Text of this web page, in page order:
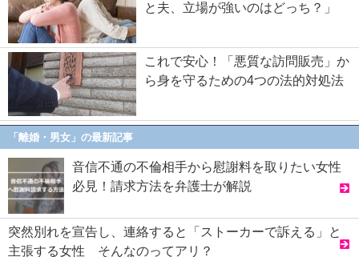
と夫、立場が強いのはどっち？」
これで安心！「悪質な訪問販売」か
ら身を守るための4つの法的対処法
「離婚・男女」の最新記事
音信不通の不倫相手から慰謝料を取りたい女性
必見！請求方法を弁護士が解説
突然別れを宣告し、連絡すると「ストーカーで訴える」と
主張する女性 そんなのってアリ？